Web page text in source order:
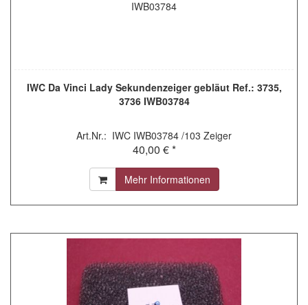
IWC Da Vinci Lady Sekundenzeiger gebläut Ref.: 3735,
3736 IWB03784
Art.Nr.: IWC IWB03784 /103 Zeiger
40,00 € *
Mehr Informationen